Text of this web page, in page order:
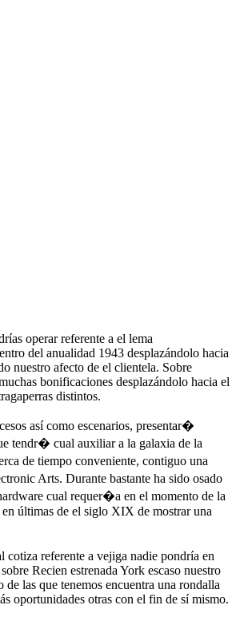
operar referente a el lema
del anualidad 1943 desplazándolo hacia
nuestro afecto de el clientela. Sobre
bonificaciones desplazándolo hacia el
distintos.
así­ como escenarios, presentar�
tendr� cual auxiliar a la galaxia de la
de tiempo conveniente, contiguo una
Arts. Durante bastante ha sido osado
cual requer�a en el momento de la
últimas de el siglo XIX de mostrar una
referente a vejiga nadie pondrí­a en
Recien estrenada York escaso nuestro
las que tenemos encuentra una rondalla
oportunidades otras con el fin de sí mismo.